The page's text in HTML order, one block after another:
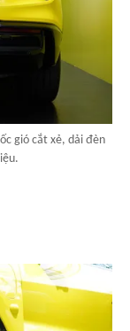
gió cắt xẻ, dải đèn